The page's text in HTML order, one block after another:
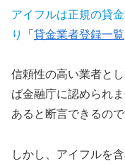
アイフルは正規の貸
り
「 貸金業者登録一覧
信頼性の高い業者と
ば金融庁に認められ
あると断言できるので
しかし、アイフルを